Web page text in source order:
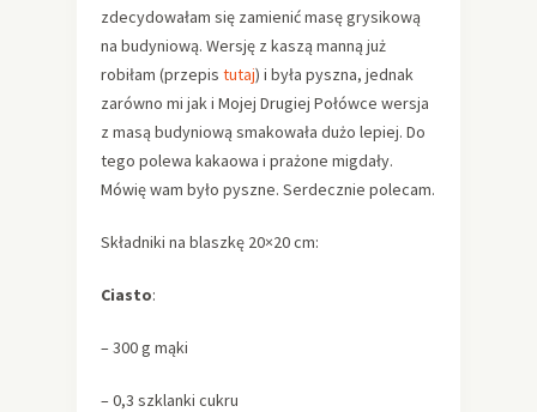
zdecydowałam się zamienić masę grysikową
na budyniową. Wersję z kaszą manną już
robiłam (przepis tutaj) i była pyszna, jednak
zarówno mi jak i Mojej Drugiej Połówce wersja
z masą budyniową smakowała dużo lepiej. Do
tego polewa kakaowa i prażone migdały.
Mówię wam było pyszne. Serdecznie polecam.
Składniki na blaszkę 20×20 cm:
Ciasto:
– 300 g mąki
– 0,3 szklanki cukru